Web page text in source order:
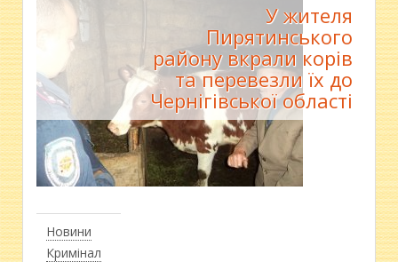
Новини
Кримінал
У жителя
Пирятинського
району вкрали корів
та перевезли їх до
Чернігівської області